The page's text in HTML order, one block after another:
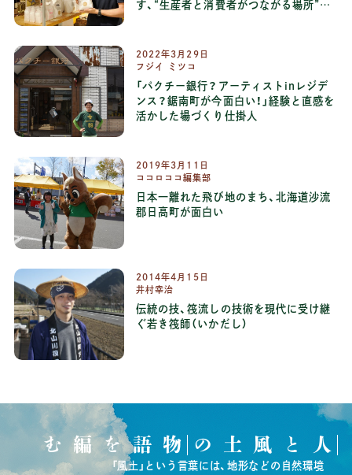
す、“生産者と消費者がつながる場所”と
2022年3 月 29 日
フジイ ミツコ
「パクチー銀行？アーティストinレジデ
ンス？鋸南町が今面白い！」経験と直感を
活かした場づくり仕掛人
2019年3 月 11
日
ココロココ編集部
日本一離れた飛び地のまち、北海道沙流
郡日高町が面白い
2014年4 月 15 日
井村幸治
伝統の技、筏流しの技術を現代に受け継
ぐ若き筏師（いかだし）
人と風土の
物語を編む
「風土」という言葉には、地形などの自然環境